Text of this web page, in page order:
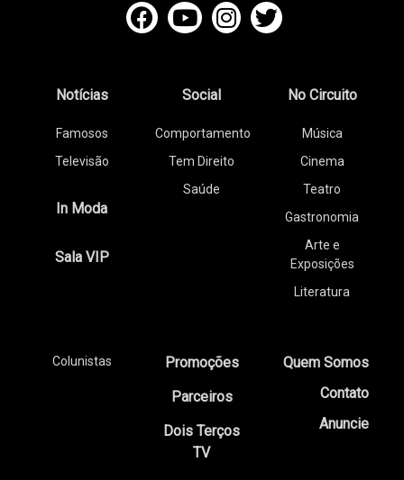
Notícias
Famosos
Televisão
In Moda
Sala VIP
Social
Comportamento
Tem Direito
Saúde
No Circuito
Música
Cinema
Teatro
Gastronomia
Arte e
Exposições
Literatura
Colunistas
Promoções
Parceiros
Dois Terços
TV
Quem Somos
Contato
Anuncie